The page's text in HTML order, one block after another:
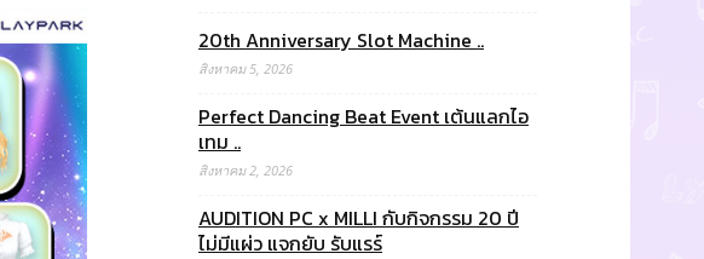
20th Anniversary Slot Machine ..
สิงหาคม 5, 2026
Perfect Dancing Beat Event เต้นแลกไอ
เทม ..
สิงหาคม 2, 2026
AUDITION PC x MILLI กับกิจกรรม 20 ปี
ไม่มีแผ่ว แจกยับ รับแรร์